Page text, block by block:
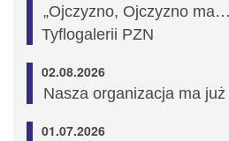
„Ojczyzno, Ojczyzno
Tyflogalerii PZN
02.08.2026
Nasza organizacja ma
01.07.2026